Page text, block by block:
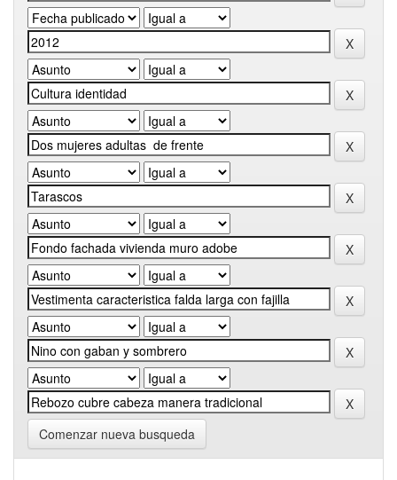
Comenzar nueva busqueda